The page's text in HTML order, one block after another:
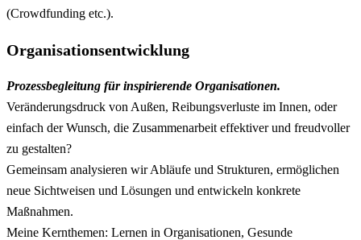
(Crowdfunding etc.).
Organisationsentwicklung
Prozessbegleitung für inspirierende Organisationen.
Veränderungsdruck von Außen, Reibungsverluste im Innen, oder
einfach der Wunsch, die Zusammenarbeit effektiver und freudvoller
zu gestalten?
Gemeinsam analysieren wir Abläufe und Strukturen, ermöglichen
neue Sichtweisen und Lösungen und entwickeln konkrete
Maßnahmen.
Meine Kernthemen: Lernen in Organisationen, Gesunde